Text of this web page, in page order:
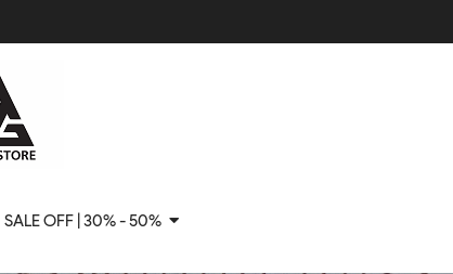
SALE OFF | 30% - 50%